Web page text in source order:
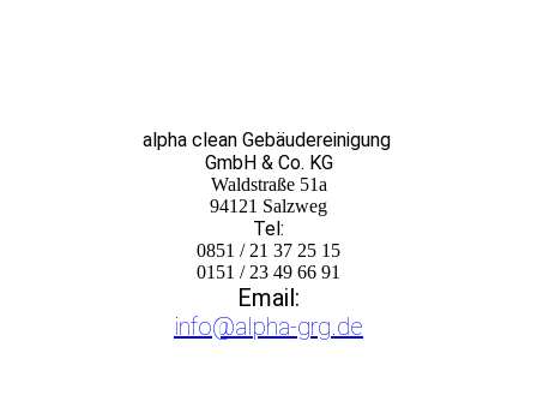
alpha clean Gebäudereinigung
GmbH & Co. KG
Waldstraße 51a
94121 Salzweg
Tel:
0851 / 21 37 25 15
0151 / 23 49 66 91
Email:
info@alpha-grg.de